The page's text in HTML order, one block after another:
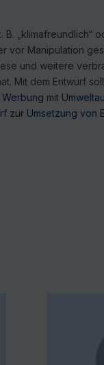
B.
vor Manipulation
und weitere
Mit dem Entwurf
mit
zur Umsetzung von